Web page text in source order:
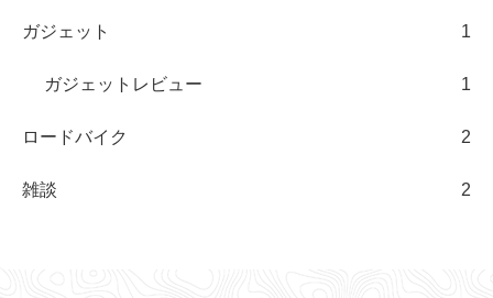
ガジェット 1
ガジェットレビュー 1
ロードバイク 2
雑談 2